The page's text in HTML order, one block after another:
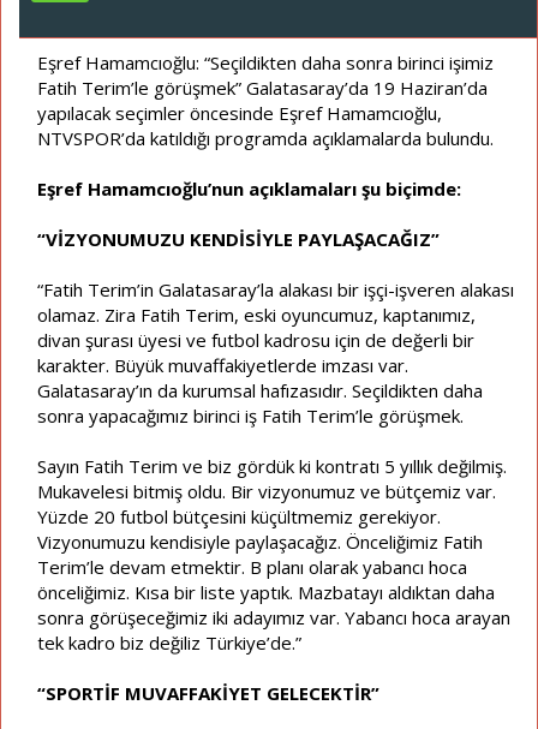
ş
r
i
h
i
Eşref Hamamcıoğlu: “Seçildikten daha sonra birinci işimiz
Fatih Terim’le görüşmek” Galatasaray’da 19 Haziran’da
yapılacak seçimler öncesinde Eşref Hamamcıoğlu,
NTVSPOR’da katıldığı programda açıklamalarda bulundu.
Eşref Hamamcıoğlu’nun açıklamaları şu biçimde:
“VİZYONUMUZU KENDİSİYLE PAYLAŞACAĞIZ”
“Fatih Terim’in Galatasaray’la alakası bir işçi-işveren alakası
olamaz. Zira Fatih Terim, eski oyuncumuz, kaptanımız,
divan şurası üyesi ve futbol kadrosu için de değerli bir
karakter. Büyük muvaffakiyetlerde imzası var.
Galatasaray’ın da kurumsal hafızasıdır. Seçildikten daha
sonra yapacağımız birinci iş Fatih Terim’le görüşmek.
Sayın Fatih Terim ve biz gördük ki kontratı 5 yıllık değilmiş.
Mukavelesi bitmiş oldu. Bir vizyonumuz ve bütçemiz var.
Yüzde 20 futbol bütçesini küçültmemiz gerekiyor.
Vizyonumuzu kendisiyle paylaşacağız. Önceliğimiz Fatih
Terim’le devam etmektir. B planı olarak yabancı hoca
önceliğimiz. Kısa bir liste yaptık. Mazbatayı aldıktan daha
sonra görüşeceğimiz iki adayımız var. Yabancı hoca arayan
tek kadro biz değiliz Türkiye’de.”
“SPORTİF MUVAFFAKİYET GELECEKTİR”